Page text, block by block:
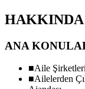
HAKKINDA
ANA
■Aile
■Ailelerden